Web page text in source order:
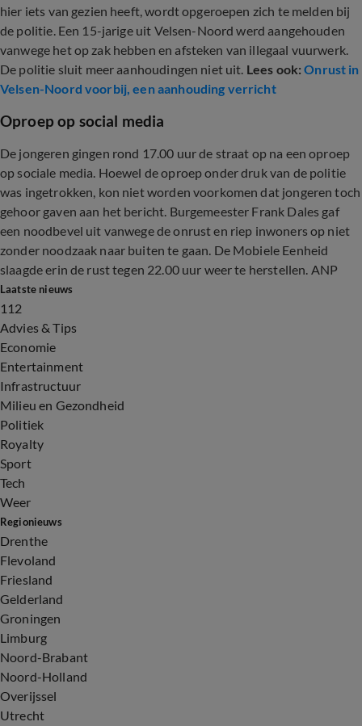
hier iets van gezien heeft, wordt opgeroepen zich te melden bij
de politie. Een 15-jarige uit Velsen-Noord werd aangehouden
vanwege het op zak hebben en afsteken van illegaal vuurwerk.
De politie sluit meer aanhoudingen niet uit. Lees ook:Onrust in
Velsen-Noord voorbij, een aanhouding verricht
Oproep op social media
De jongeren gingen rond 17.00 uur de straat op na een oproep
op sociale media. Hoewel de oproep onder druk van de politie
was ingetrokken, kon niet worden voorkomen dat jongeren toch
gehoor gaven aan het bericht. Burgemeester Frank Dales gaf
een noodbevel uit vanwege de onrust en riep inwoners op niet
zonder noodzaak naar buiten te gaan. De Mobiele Eenheid
slaagde erin de rust tegen 22.00 uur weer te herstellen. ANP
Laatste nieuws
112
Advies & Tips
Economie
Entertainment
Infrastructuur
Milieu en Gezondheid
Politiek
Royalty
Sport
Tech
Weer
Regionieuws
Drenthe
Flevoland
Friesland
Gelderland
Groningen
Limburg
Noord-Brabant
Noord-Holland
Overijssel
Utrecht